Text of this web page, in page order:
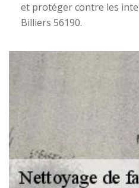
et protéger contre les
Billiers 56190.